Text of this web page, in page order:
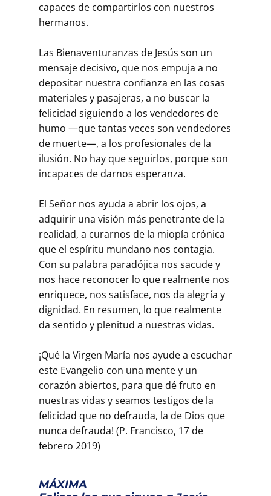
capaces de compartirlos con nuestros
hermanos.
Las Bienaventuranzas de Jesús son un
mensaje decisivo, que nos empuja a no
depositar nuestra confianza en las cosas
materiales y pasajeras, a no buscar la
felicidad siguiendo a los vendedores de
humo —que tantas veces son vendedores
de muerte—, a los profesionales de la
ilusión. No hay que seguirlos, porque son
incapaces de darnos esperanza.
El Señor nos ayuda a abrir los ojos, a
adquirir una visión más penetrante de la
realidad, a curarnos de la miopía crónica
que el espíritu mundano nos contagia.
Con su palabra paradójica nos sacude y
nos hace reconocer lo que realmente nos
enriquece, nos satisface, nos da alegría y
dignidad. En resumen, lo que realmente
da sentido y plenitud a nuestras vidas.
¡Qué la Virgen María nos ayude a escuchar
este Evangelio con una mente y un
corazón abiertos, para que dé fruto en
nuestras vidas y seamos testigos de la
felicidad que no defrauda, la de Dios que
nunca defrauda! (P. Francisco, 17 de
febrero 2019)
MÁXIMA